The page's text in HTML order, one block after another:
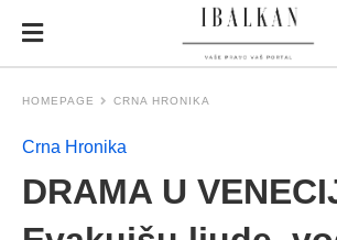
HOMEPAGE CRNA HRONIKA
Crna Hronika
DRAMA U